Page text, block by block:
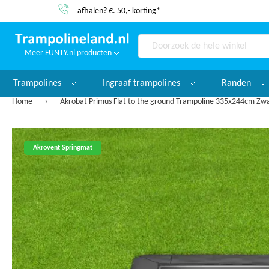
Home Akrobat Primus Flat to the ground Trampoline 335x244cm
Ga
naar
het
einde
van
de
afbeeldingen-
gallerij
Akrovent Springmat
afhalen? €. 50,- korting*
Meer FUNTY.nl producten
Search
Trampolines Ingraaf trampolines Randen